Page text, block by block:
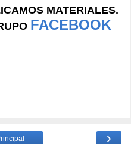
MATERIALES.
FACEBOOK
›